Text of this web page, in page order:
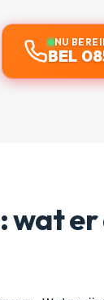
NU
BEL
wat er